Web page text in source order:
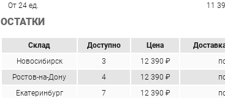
От 24 ед.
11
ОСТАТКИ
Склад Доступно Цена
Новосибирск
3 12 390 ₽
Ростов-на-Дону
4 12 390 ₽
Екатеринбург
7 12 390 ₽